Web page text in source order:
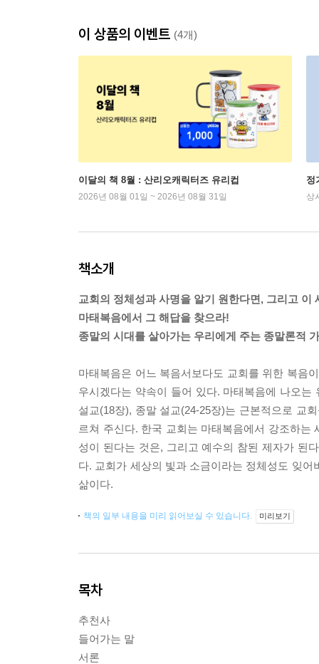
이 상품의 이벤트 (4개)
이달의 책 8월 : 산리오캐릭터즈 유리컵
2026년 08월 01일 ~ 2026년 08월 31일
정
상
책소개
교회의 정체성과 사명을 알기 원한다면, 그리고
마태복음에서 그 해답을 찾으라!
종말의 시대를 살아가는 우리에게 주는 종말론적
마태복음은 어느 복음서보다도 교회를 위한 복음
우시겠다는 약속이 들어 있다. 마태복음에 나오
설교(18장), 종말 설교(24-25장)는 근본적으로 교
르쳐 주신다. 한국 교회는 마태복음에서 강조하
성이 된다는 것은, 그리고 예수의 참된 제자가 된
다. 교회가 세상의 빛과 소금이라는 정체성도 잊
삶이다.
책의 일부 내용을 미리 읽어보실 수 있습니다. 미리보기
목차
추천사
들어가는 말
서론